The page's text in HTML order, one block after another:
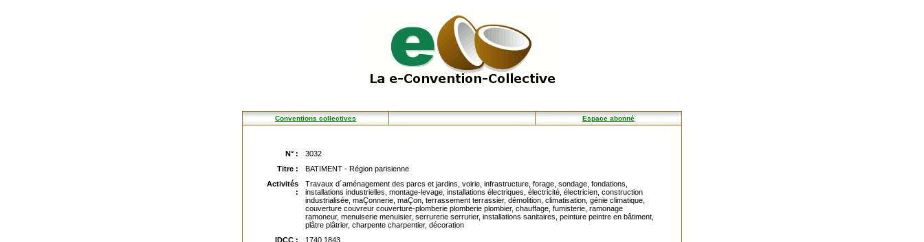
Conventions collectives Espace abonné
N° :
3032
Titre :
BATIMENT - Région parisienne
Activités
:
Travaux d´aménagement des parcs et jardins, voirie, infrastructure, forage, sondage, fondations,
installations industrielles, montage-levage, installations électriques, électricité, électricien, construction
industrialisée, maÇonnerie, maÇon, terrassement terrassier, démolition, climatisation, génie climatique,
couverture couvreur couverture-plomberie plomberie plombier, chauffage, fumisterie, ramonage
ramoneur, menuiserie menuisier, serrurerie serrurier, installations sanitaires, peinture peintre en bâtiment,
plâtre plâtrier, charpente charpentier, décoration
IDCC :
1740 1843